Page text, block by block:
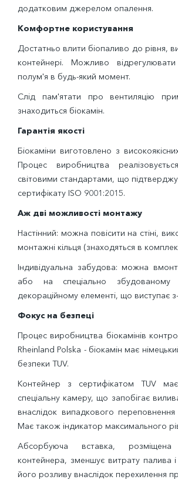
додатковим джерелом опалення.
Комфортне користування
Достатньо влити біопаливо до рівня,
контейнері. Можливо
полум'я в будь-який момент.
Слід пам'ятати про вентиляцію
знаходиться біокамін.
Гарантія якості
Біокаміни виготовлено з
Процес виробництва
світовими стандартами, що
сертифікату ISO 9001:2015.
Аж дві можливості монтажу
Настінний: можна повісити на стіні,
монтажні кільця (знаходяться в
Індивідуальна забудова: можна
або на спеціально
декораційному елементі, що виступає з-
Фокус на безпеці
Процес виробництва біокамінів
Rheinland Polska - біокамін має
безпеки TUV.
Контейнер з сертифікатом TUV
спеціальну камеру, що запобігає
внаслідок випадкового переповнення
Має також індикатор максимального
Абсорбуюча вставка,
контейнера, зменшує витрату палива
його розливу внаслідок перехилення